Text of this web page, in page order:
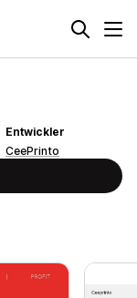
Entwickler
CeePrinto